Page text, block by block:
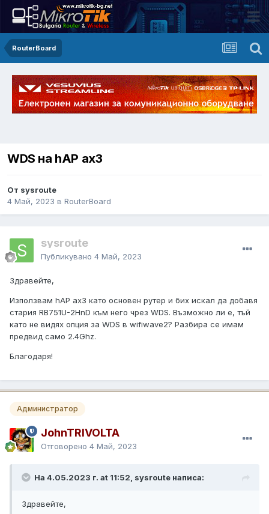
RouterBoard
WDS на hAP ax3
От sysroute
4 Май, 2023 в RouterBoard
sysroute
Публикувано 4 Май, 2023
Здравейте,
Използвам hAP ax3 като основен рутер и бих искал да добавя
стария RB751U-2HnD към него чрез WDS. Възможно ли е, тъй
като не видях опция за WDS в wifiwave2? Разбира се имам
предвид само 2.4Ghz.
Благодаря!
Администратор
JohnTRIVOLTA
Отговорено 4 Май, 2023
На 4.05.2023 г. at 11:52, sysroute написа:
Здравейте,